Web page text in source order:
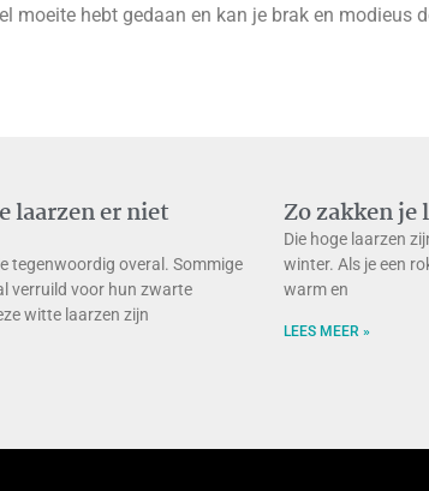
moeite hebt gedaan en kan je brak en
laarzen er niet
tegenwoordig overal. Sommige
verruild voor hun zwarte
witte laarzen zijn
Zo zakken je
Die hoge laarzen
winter. Als je een
warm en
LEES MEER »